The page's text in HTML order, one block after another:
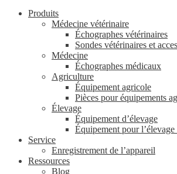
Produits
Médecine vétérinaire
Échographes vétérinaires
Sondes vétérinaires et
Médecine
Échographes médicaux
Agriculture
Équipement agricole
Pièces pour équipements
Élevage
Équipement d’élevage
Équipement pour l’élevage
Service
Enregistrement de l’appareil
Ressources
Blog